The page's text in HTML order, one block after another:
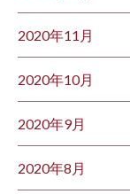
2020年11月
2020年10月
2020年9月
2020年8月